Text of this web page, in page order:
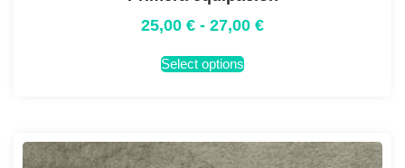
25,00 € - 27,00 €
Select options